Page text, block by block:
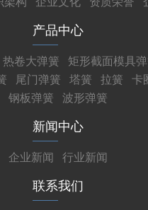
产品中心
热卷大弹簧 矩形截面模具
尾门弹簧 塔簧 拉簧 卡
钢板弹簧
波形弹簧
新闻中心
企业新闻 行业新闻
联系我们